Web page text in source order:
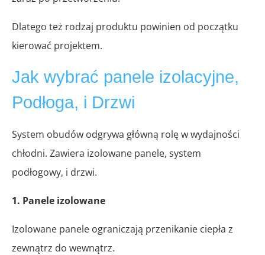
Dlatego też rodzaj produktu powinien od początku
kierować projektem.
Jak wybrać panele izolacyjne,
Podłoga, i Drzwi
System obudów odgrywa główną rolę w wydajności
chłodni. Zawiera izolowane panele, system
podłogowy, i drzwi.
1. Panele izolowane
Izolowane panele ograniczają przenikanie ciepła z
zewnątrz do wewnątrz.